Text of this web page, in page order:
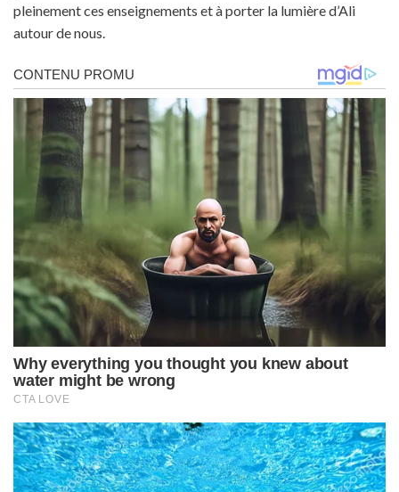
pleinement ces enseignements et à porter la lumière d’Ali
autour de nous.